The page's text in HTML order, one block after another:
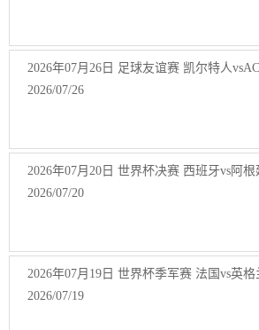
2026年07月26日 足球友谊赛 凯尔特人
2026/07/26
2026年07月20日 世界杯决赛 西班牙vs阿
2026/07/20
2026年07月19日 世界杯季军赛 法国vs英
2026/07/19